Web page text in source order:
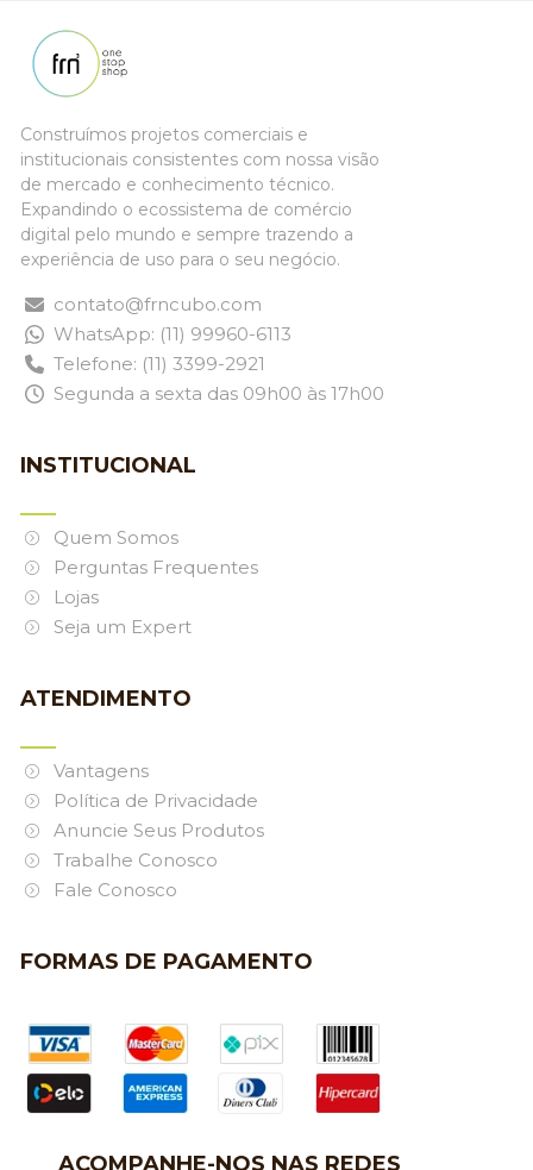
Construímos projetos comerciais e
institucionais consistentes com nossa visão
de mercado e conhecimento técnico.
Expandindo o ecossistema de comércio
digital pelo mundo e sempre trazendo a
experiência de uso para o seu negócio.
contato@frncubo.com
WhatsApp: (11) 99960-6113
Telefone: (11) 3399-2921
Segunda a sexta das 09h00 às 17h00
INSTITUCIONAL
Quem Somos
Perguntas Frequentes
Lojas
Seja um Expert
ATENDIMENTO
Vantagens
Política de Privacidade
Anuncie Seus Produtos
Trabalhe Conosco
Fale Conosco
FORMAS DE PAGAMENTO
ACOMPANHE-NOS NAS REDES